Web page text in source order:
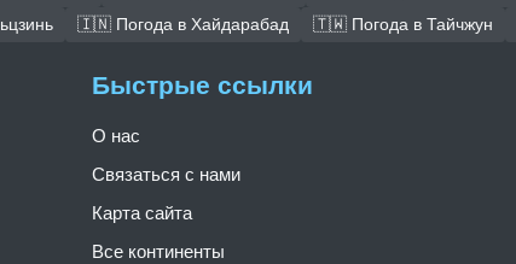
🇮🇳 Погода в Хайдарабад 🇹🇼 Погода в Тайчжун
Быстрые ссылки
О нас
Связаться с нами
Карта сайта
Все континенты